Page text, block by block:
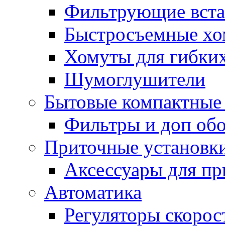
Фильтрующие
Быстросъемные
Хомуты для
Шумоглушители
Бытовые
Фильтры и доп
Приточные
Аксессуары для
Автоматика
Регуляторы